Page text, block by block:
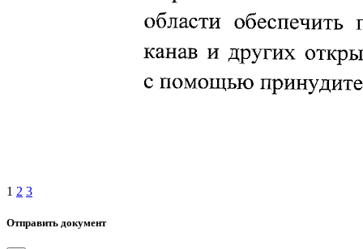
1 2 3
Отправить документ